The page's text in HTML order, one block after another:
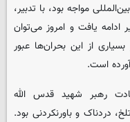
مواجه بود، با تدبیر،
ادامه یافت و امروز می‌توان
از این بحران‌ها عبور
است.
رهبر شهید قدس الله
دردناک و باورنکردنی بود.